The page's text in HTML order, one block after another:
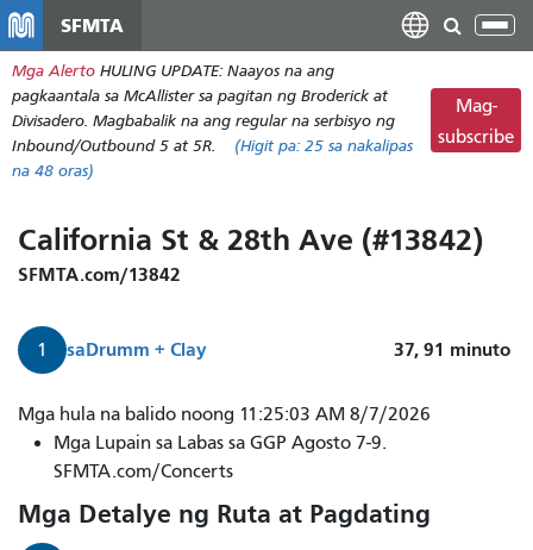
pangunahing
nilalaman
SFMTA
I-
ang
Mga Alerto HULING UPDATE: Naayos na ang
pagkaantala sa McAllister sa pagitan ng Broderick at
Divisadero. Magbabalik na ang regular na serbisyo ng
Inbound/Outbound 5 at 5R.
(Higit pa: 25 sa nakalipas
na 48 oras)
Mag-
subscribe
California St & 28th Ave (#13842)
SFMTA.com/13842
1 saDrumm + Clay 37, 91 minuto
Mga hula na balido noong 11:25:03 AM 8/7/2026
Mga Lupain sa Labas sa GGP Agosto 7-9.
SFMTA.com/Concerts
Mga Detalye ng Ruta at Pagdating